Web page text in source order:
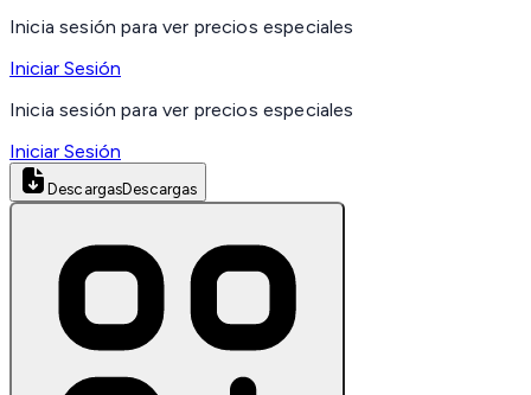
Inicia sesión para ver precios especiales
Iniciar Sesión
Inicia sesión para ver precios especiales
Iniciar Sesión
DescargasDescargas